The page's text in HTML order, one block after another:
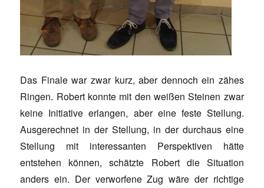
Das Finale war zwar kurz, aber dennoch ein zähes
Ringen. Robert konnte mit den weißen Steinen zwar
keine Initiative erlangen, aber eine feste Stellung.
Ausgerechnet in der Stellung, in der durchaus eine
Stellung mit interessanten Perspektiven hätte
entstehen können, schätzte Robert die Situation
anders ein. Der verworfene Zug wäre der richtige